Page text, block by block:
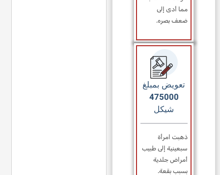
مما أدى إلى
ضعف بصره.
تعويض بمبلغ
475000
شيكل
ذهبت امرأة
سبعينية إلى طبيب
أمراض جلدية
بسبب بقعة.